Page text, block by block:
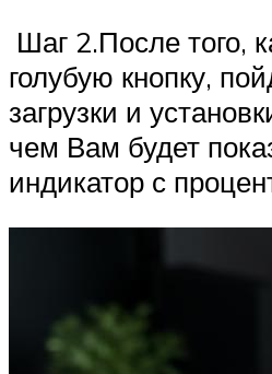
Шаг 2.После того,
голубую кнопку,
загрузки и
чем Вам будет
индикатор с